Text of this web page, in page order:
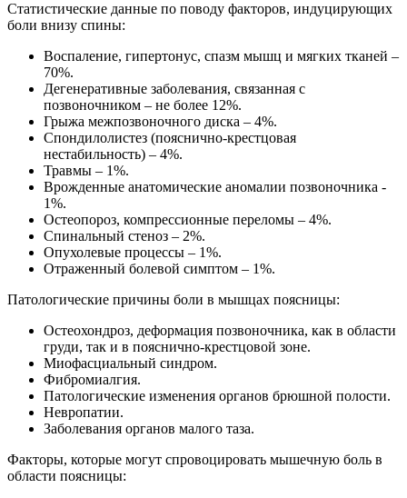
Статистические данные по поводу факторов, индуцирующих
боли внизу спины:
Воспаление, гипертонус, спазм мышц и мягких тканей –
70%.
Дегенеративные заболевания, связанная с
позвоночником – не более 12%.
Грыжа межпозвоночного диска – 4%.
Спондилолистез (пояснично-крестцовая
нестабильность) – 4%.
Травмы – 1%.
Врожденные анатомические аномалии позвоночника -
1%.
Остеопороз, компрессионные переломы – 4%.
Спинальный стеноз – 2%.
Опухолевые процессы – 1%.
Отраженный болевой симптом – 1%.
Патологические причины боли в мышцах поясницы:
Остеохондроз, деформация позвоночника, как в области
груди, так и в пояснично-крестцовой зоне.
Миофасциальный синдром.
Фибромиалгия.
Патологические изменения органов брюшной полости.
Невропатии.
Заболевания органов малого таза.
Факторы, которые могут спровоцировать мышечную боль в
области поясницы: